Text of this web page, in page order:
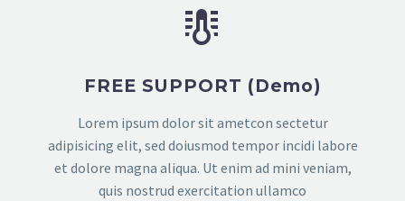


FREE SUPPORT (Demo)
Lorem ipsum dolor sit ametcon sectetur
adipisicing elit, sed doiusmod tempor incidi labore
et dolore magna aliqua. Ut enim ad mini veniam,
quis nostrud exercitation ullamco